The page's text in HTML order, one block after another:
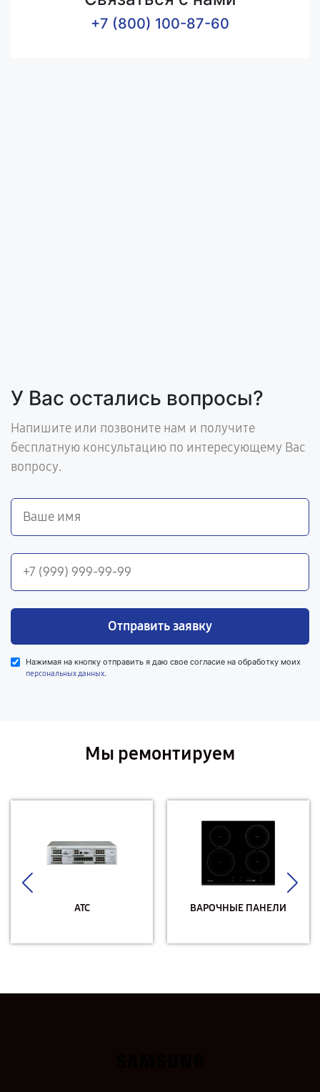
+7 (800) 100-87-60
У Вас остались вопросы?
Напишите или позвоните нам и получите
бесплатную консультацию по интересующему Вас
вопросу.
Отправить заявку
Нажимая на кнопку отправить я даю свое согласие на обработку моих
персональных данных.
Мы ремонтируем
АТС ВАРОЧНЫЕ ПАНЕЛИ